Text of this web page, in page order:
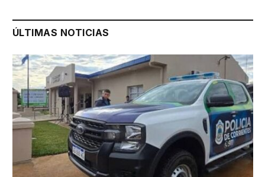
ÚLTIMAS NOTICIAS